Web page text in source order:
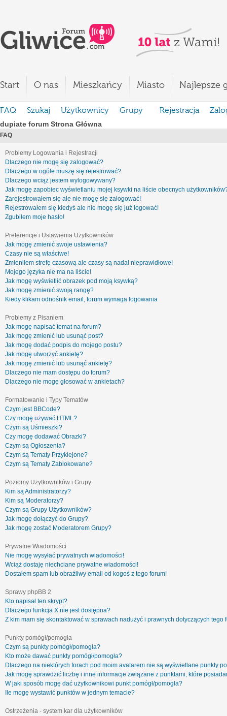
Start O nas Mieszkańcy Miasto Najlepsze
FAQ Szukaj Użytkownicy Grupy Rejestracja
dupiate forum Strona Główna
FAQ
Problemy Logowania i Rejestracji
Dlaczego nie mogę się zalogować?
Dlaczego w ogóle muszę się rejestrować?
Dlaczego wciąż jestem wylogowywany?
Jak mogę zapobiec wyświetlaniu mojej ksywki na liście obecnych
Zarejestrowałem się ale nie mogę się zalogować!
Rejestrowałem się kiedyś ale nie mogę się już logować!
Zgubiłem moje hasło!
Preferencje i Ustawienia Użytkowników
Jak mogę zmienić swoje ustawienia?
Czasy nie są właściwe!
Zmieniłem strefę czasową ale czasy są nadal nieprawidłowe!
Mojego języka nie ma na liście!
Jak mogę wyświetlić obrazek pod moją ksywką?
Jak mogę zmienić swoją rangę?
Kiedy klikam odnośnik email, forum wymaga logowania
Problemy z Pisaniem
Jak mogę napisać temat na forum?
Jak mogę zmienić lub usunąć post?
Jak mogę dodać podpis do mojego postu?
Jak mogę utworzyć ankietę?
Jak mogę zmienić lub usunąć ankietę?
Dlaczego nie mam dostępu do forum?
Dlaczego nie mogę głosować w ankietach?
Formatowanie i Typy Tematów
Czym jest BBCode?
Czy mogę używać HTML?
Czym są Uśmieszki?
Czy mogę dodawać Obrazki?
Czym są Ogłoszenia?
Czym są Tematy Przyklejone?
Czym są Tematy Zablokowane?
Poziomy Użytkowników i Grupy
Kim są Administratorzy?
Kim są Moderatorzy?
Czym są Grupy Użytkowników?
Jak mogę dołączyć do Grupy?
Jak mogę zostać Moderatorem Grupy?
Prywatne Wiadomości
Nie mogę wysyłać prywatnych wiadomości!
Wciąż dostaję niechciane prywatne wiadomości!
Dostałem spam lub obraźliwy email od kogoś z tego forum!
Sprawy phpBB 2
Kto napisał ten skrypt?
Dlaczego funkcja X nie jest dostępna?
Z kim mam się skontaktować w sprawach nadużyć i prawnych dotyczących tego
Punkty pomógł/pomogła
Czym są punkty pomógł/pomogła?
Kto może dawać punkty pomógł/pomogła?
Dlaczego na niektórych forach pod moim avatarem nie są wyświetlane punkty
Jak mogę sprawdzić liczbę i inne informacje związane z punktami, które
W jaki sposób mogę dać użytkownikowi punkt pomógł/pomogła?
Ile mogę wystawić punktów w jednym temacie?
Ostrzeżenia - system kar dla użytkowników